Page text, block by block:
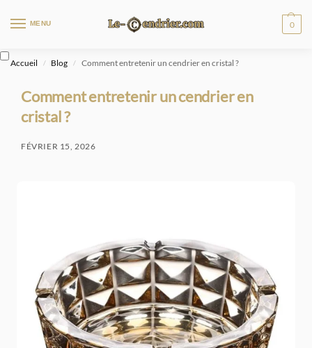
MENU 0
Accueil / Blog / Comment entretenir un cendrier en cristal ?
Comment entretenir un cendrier en
cristal ?
FÉVRIER 15, 2026